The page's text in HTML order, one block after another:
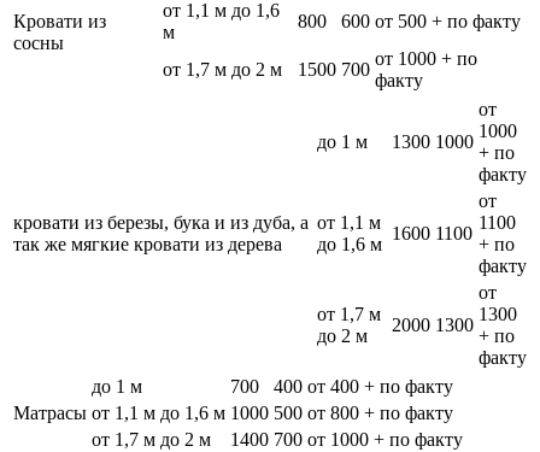
Кровати из
сосны
от 1,1 м до 1,6
м
800 600 от 500 + по факту
от 1,7 м до 2 м 1500 700
от 1000 + по
факту
кровати из березы, бука и из дуба, а
так же мягкие кровати из дерева
до 1 м 1300 1000
от
1000
+ по
факту
от 1,1 м
до 1,6 м
1600 1100
от
1100
+ по
факту
от 1,7 м
до 2 м
2000 1300
от
1300
+ по
факту
Матрасы
до 1 м 700 400 от 400 + по факту
от 1,1 м до 1,6 м 1000 500 от 800 + по факту
от 1,7 м до 2 м
1400 700 от 1000 + по факту